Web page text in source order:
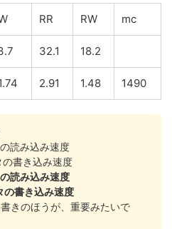
RR RW mc
32.1 18.2
2.91 1.48 1490
読み込み速度
書き込み速度
読み込み速度
書き込み速度
きのほうが、重要みたいで